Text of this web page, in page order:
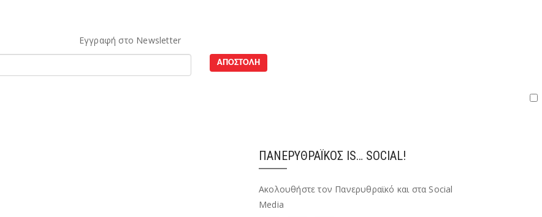
Εγγραφή στο Newsletter
ΠΑΝΕΡΥΘΡΑΪΚΌΣ IS… SOCIAL!
Ακολουθήστε τον Πανερυθραϊκό και στα Social
Media